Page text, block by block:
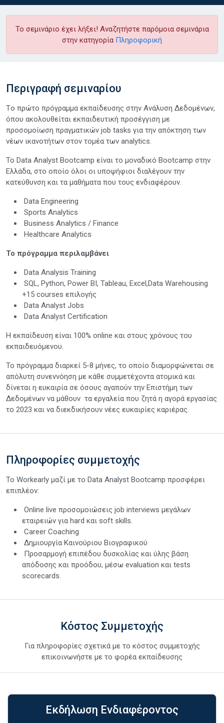
Το σεμινάριο έχει λήξει! Αναζητήστε παρόμοια σεμινάρια
στην κατηγορία Πληροφορική
Περιγραφή σεμιναρίου
Tο πρώτο πρόγραμμα εκπαίδευσης στην Ανάλυση Δεδομένων,
όπου ακολουθείται εκπαιδευτική προσέγγιση με
προσομοίωση πραγματικών job tasks για την απόκτηση των
νέων ικανοτήτων στον τομέα των analytics.
To Data Analyst Bootcamp είναι το μοναδικό Bootcamp στην
Ελλάδα, στο οποίο όλοι οι υποψήφιοι διαλέγουν την
κατεύθυνση και τα μαθήματα που τους ενδιαφέρουν.
Data Engineering
Sports Analytics
Business Analytics / Finance
Healthcare Analytics
Το πρόγραμμα περιλαμβάνει
Data Analysis Training
SQL, Python, Power BI, Tableau, Excel,Data Warehousing
+15 courses επιλογής
Data Analyst Jobs
Data Analyst Certification
H εκπαίδευση είναι 100% online και στους χρόνους του
εκπαιδευόμενου.
Το πρόγραμμα διαρκεί 5-8 μήνες, το οποίο διαμορφώνεται σε
απόλυτη συνεννόηση με κάθε συμμετέχοντα ατομικά και
δίνεται η ευκαιρία σε όσους αγαπούν την Επιστήμη των
Δεδομένων να μάθουν τα εργαλεία που ζητά η αγορά εργασίας
το 2023 και να διεκδικήσουν νέες ευκαιρίες καριέρας.
Πληροφορίες συμμετοχής
To Workearly μαζί με το Data Analyst Bootcamp προσφέρει
επιπλέον:
Online live προσομοιώσεις job interviews μεγάλων
εταιρειών για hard και soft skills.
Career Coaching
Δημιουργία Καινούριου Βιογραφικού
Προσαρμογή επιπέδου δυσκολίας και ύλης βάση
απόδοσης και προόδου, μέσω evaluation και tests
scorecards.
Κόστος Συμμετοχής
Για πληροφορίες σχετικά με το κόστος συμμετοχής
επικοινωνήστε με το φορέα εκπαίδευσης
Εκδήλωση Ενδιαφέροντος